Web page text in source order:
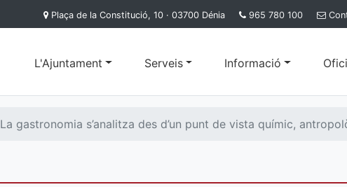
Plaça de la Constitució, 10 · 03700 Dénia 965 780 100
L'Ajuntament Serveis Informació
La gastronomia s’analitza des d’un punt de vista químic,